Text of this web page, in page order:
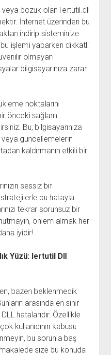
bozuk olan Iertutil.dll
İnternet üzerinden bu
indirip sisteminize
işlemi yaparken dikkatli
olmayan
bilgisayarınıza zarar
noktalarını
önceki sağlam
Bu, bilgisayarınıza
güncellemelerin
kaldırmanın etkili bir
sessiz bir
bu hatayla
tekrar sorunsuz bir
önlem almak her
iyidir!
Yüzü: Iertutil Dll
bazen beklenmedik
arasında en sinir
hatalarıdır. Özellikle
kullanıcının kabusu
bu sorunla baş
size bu konuda